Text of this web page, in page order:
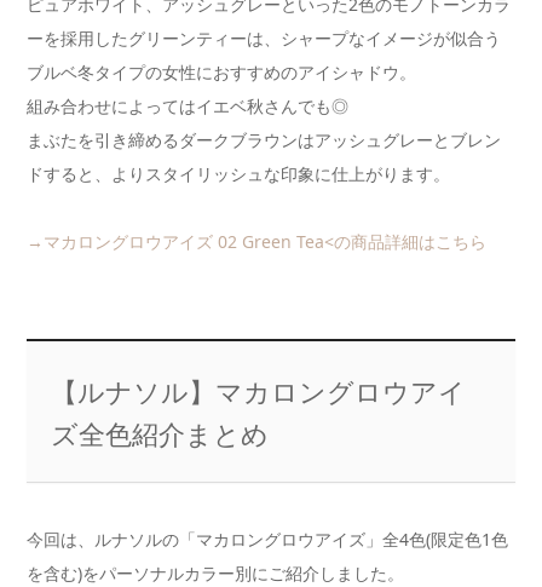
ーを採用したグリーンティーは、シャープなイメージが似合う
ブルベ冬タイプの女性におすすめのアイシャドウ。
組み合わせによってはイエベ秋さんでも◎
まぶたを引き締めるダークブラウンはアッシュグレーとブレン
ドすると、よりスタイリッシュな印象に仕上がります。
→マカロングロウアイズ 02 Green Tea<の商品詳細はこちら
【ルナソル】マカロングロウアイ
ズ全色紹介まとめ
今回は、ルナソルの「マカロングロウアイズ」全4色(限定色1色
を含む)をパーソナルカラー別にご紹介しました。